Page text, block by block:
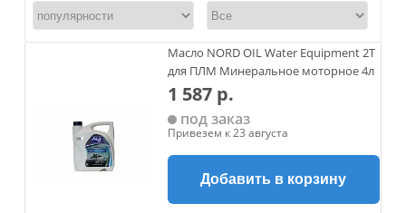
Масло NORD OIL Water Equipment 2Т
для ПЛМ Минеральное моторное 4л
1 587 р.
под заказ
Привезем к 23 августа
Добавить в корзину